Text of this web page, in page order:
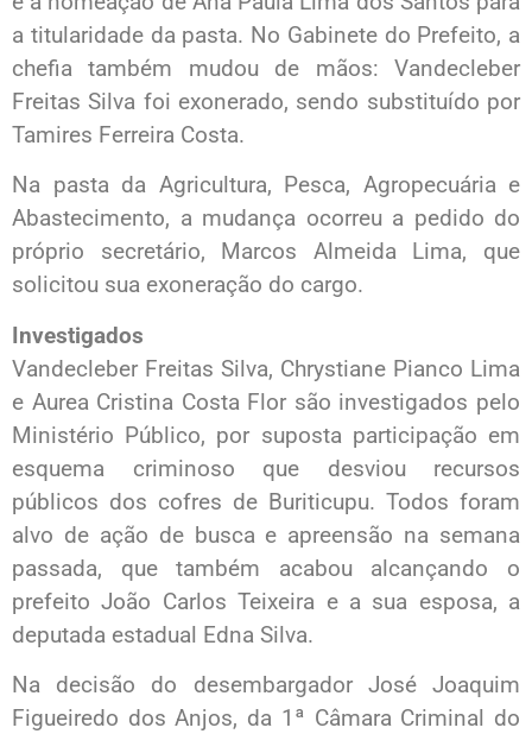
a titularidade da pasta. No Gabinete do Prefeito, a
chefia também mudou de mãos: Vandecleber
Freitas Silva foi exonerado, sendo substituído por
Tamires Ferreira Costa.
Na pasta da Agricultura, Pesca, Agropecuária e
Abastecimento, a mudança ocorreu a pedido do
próprio secretário, Marcos Almeida Lima, que
solicitou sua exoneração do cargo.
Investigados
Vandecleber Freitas Silva, Chrystiane Pianco Lima
e Aurea Cristina Costa Flor são investigados pelo
Ministério Público, por suposta participação em
esquema criminoso que desviou recursos
públicos dos cofres de Buriticupu. Todos foram
alvo de ação de busca e apreensão na semana
passada, que também acabou alcançando o
prefeito João Carlos Teixeira e a sua esposa, a
deputada estadual Edna Silva.
Na decisão do desembargador José Joaquim
Figueiredo dos Anjos, da 1ª Câmara Criminal do